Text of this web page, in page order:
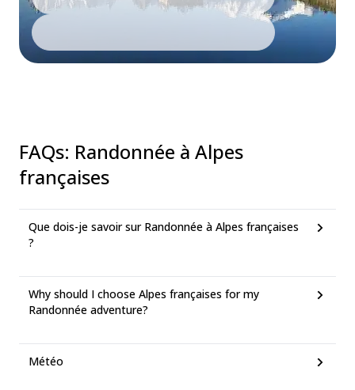
FAQs: Randonnée à Alpes
françaises
Que dois-je savoir sur Randonnée à Alpes françaises
?
Why should I choose Alpes françaises for my
Randonnée adventure?
Météo